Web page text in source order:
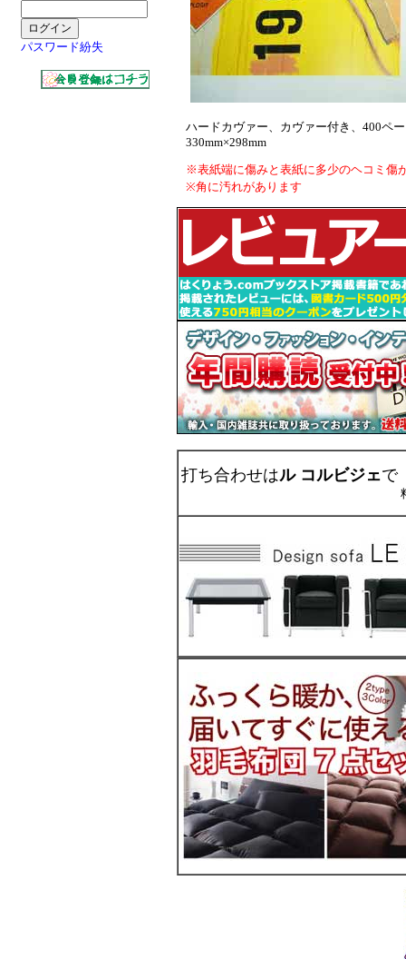
パスワード紛失
ハードカヴァー、カヴァー付き、400ペ
330mm×298mm
※表紙端に傷みと表紙に多少のヘコミ傷
※角に汚れがあります
打ち合わせはル コルビジェで